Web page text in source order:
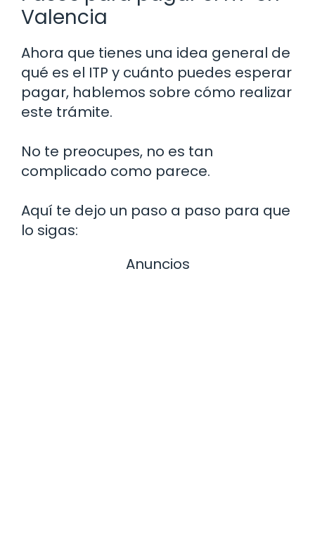
Valencia
Ahora que tienes una idea general de
qué es el ITP y cuánto puedes esperar
pagar, hablemos sobre cómo realizar
este trámite.
No te preocupes, no es tan
complicado como parece.
Aquí te dejo un paso a paso para que
lo sigas:
Anuncios